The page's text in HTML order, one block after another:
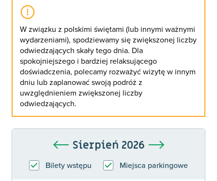
W związku z polskimi świętami (lub innymi ważnymi
wydarzeniami), spodziewamy się zwiększonej liczby
odwiedzających skały tego dnia. Dla
spokojniejszego i bardziej relaksującego
doświadczenia, polecamy rozważyć wizytę w innym
dniu lub zaplanować swoją podróż z
uwzględnieniem zwiększonej liczby
odwiedzających.
Sierpień 2026
Bilety wstępu Miejsca parkingowe